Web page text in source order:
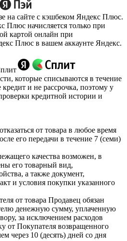
на сайте с кэшбеком Яндекс Плюс.
начисляется только при
картой онлайн при
Плюс в вашем аккаунте Яндекс.
которые списываются в течение
и не рассрочка, поэтому у
кредитной истории и
от товара в любое время
его передачи в течение 7 (семи)
качества возможен, в
его товарный вид,
а также документ,
и условия покупки указанного
от товара Продавец обязан
денежную сумму, уплаченную
за исключением расходов
от Покупателя возвращенного
через 10 (десять) дней со дня